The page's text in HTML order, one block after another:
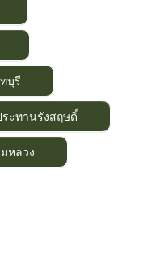
บุรี
ะทานรังสฤษดิ์
หลวง